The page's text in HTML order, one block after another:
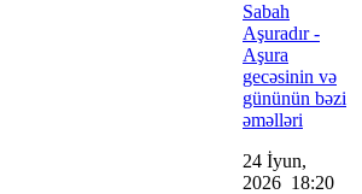
Sabah
Aşuradır -
Aşura
gecəsinin və
gününün bəzi
əməlləri
24 İyun,
2026 18:20